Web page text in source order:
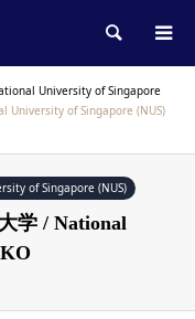
検索
University of Singapore
University of Singapore (NUS)
of Singapore (NUS)
学 / National